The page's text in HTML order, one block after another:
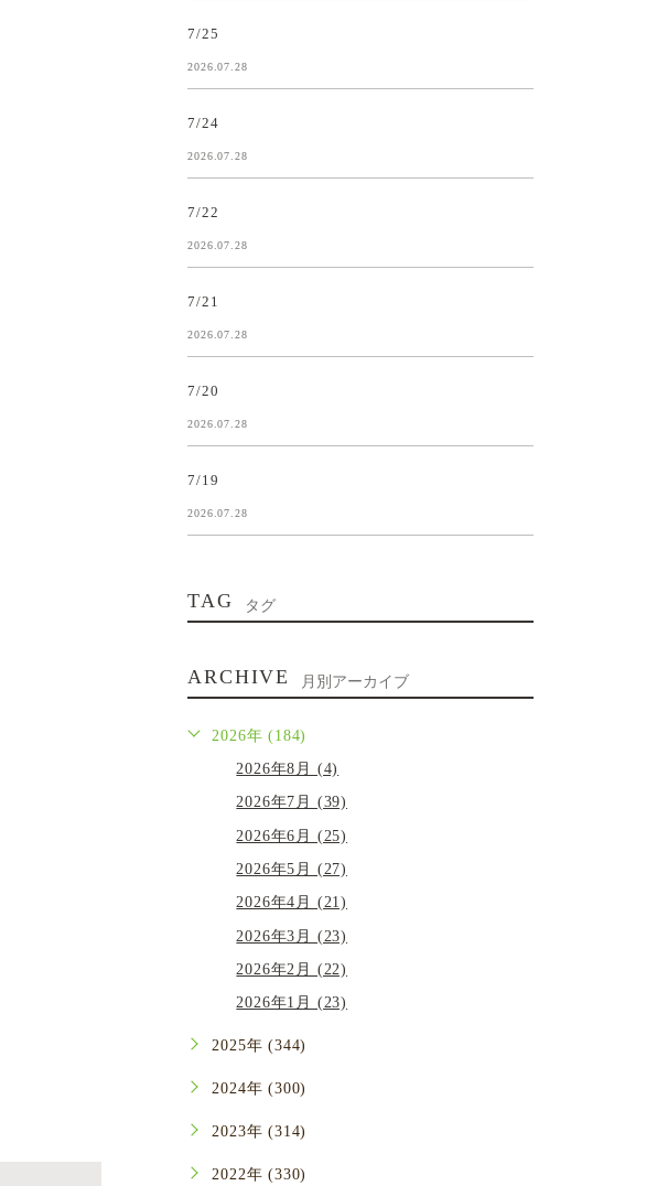
7/25
2026.07.28
7/24
2026.07.28
7/22
2026.07.28
7/21
2026.07.28
7/20
2026.07.28
7/19
2026.07.28
TAG タグ
ARCHIVE 月別アーカイブ
2026年 (184)
2026年8月 (4)
2026年7月 (39)
2026年6月 (25)
2026年5月 (27)
2026年4月 (21)
2026年3月 (23)
2026年2月 (22)
2026年1月 (23)
2025年 (344)
2024年 (300)
2023年 (314)
2022年 (330)